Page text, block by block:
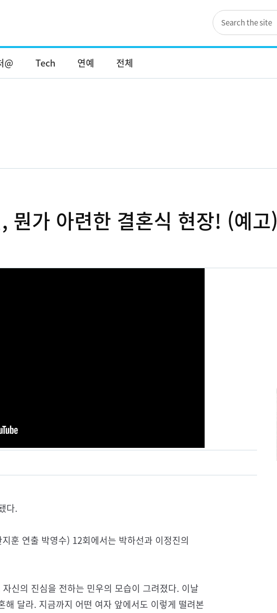
@ Tech 연예 전체
뭔가 아련한 결혼식 현장! (예고)
다.
훈 연출 박영수) 12회에서는 박하선과 이정진의
신의 진심을 전하는 민우의 모습이 그려졌다. 이날
달라. 지금까지 어떤 여자 앞에서도 이렇게 떨려본